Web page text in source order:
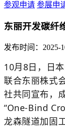
参观申请 参展申
东丽开发碳纤
发布时间：2025-
10月8日，日
联合东丽株式
社共同宣布，
“One-Bind
龙森隧道加固